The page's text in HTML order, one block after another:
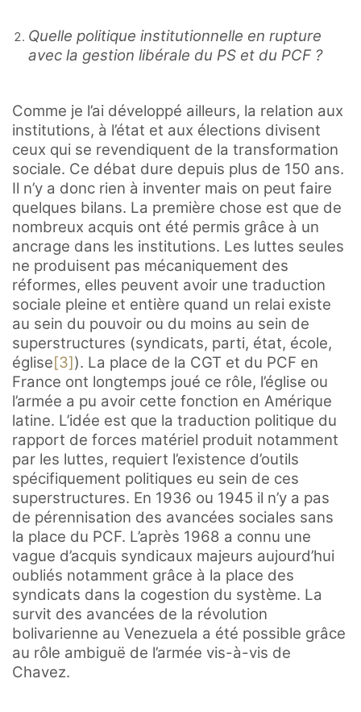
Quelle politique institutionnelle en rupture
avec la gestion libérale du PS et du PCF ?
Comme je l’ai développé ailleurs, la relation aux
institutions, à l’état et aux élections divisent
ceux qui se revendiquent de la transformation
sociale. Ce débat dure depuis plus de 150 ans.
Il n’y a donc rien à inventer mais on peut faire
quelques bilans. La première chose est que de
nombreux acquis ont été permis grâce à un
ancrage dans les institutions. Les luttes seules
ne produisent pas mécaniquement des
réformes, elles peuvent avoir une traduction
sociale pleine et entière quand un relai existe
au sein du pouvoir ou du moins au sein de
superstructures (syndicats, parti, état, école,
église[3]). La place de la CGT et du PCF en
France ont longtemps joué ce rôle, l’église ou
l’armée a pu avoir cette fonction en Amérique
latine. L’idée est que la traduction politique du
rapport de forces matériel produit notamment
par les luttes, requiert l’existence d’outils
spécifiquement politiques eu sein de ces
superstructures. En 1936 ou 1945 il n’y a pas
de pérennisation des avancées sociales sans
la place du PCF. L’après 1968 a connu une
vague d’acquis syndicaux majeurs aujourd’hui
oubliés notamment grâce à la place des
syndicats dans la cogestion du système. La
survit des avancées de la révolution
bolivarienne au Venezuela a été possible grâce
au rôle ambiguë de l’armée vis-à-vis de
Chavez.